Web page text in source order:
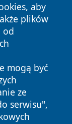
aby
plików
od
mogą być
ze
serwisu",
Polityka
Cookies